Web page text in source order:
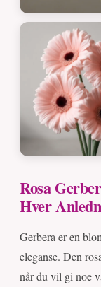
Rosa
Hver
Gerbera er en
eleganse. Den
når du vil gi noe